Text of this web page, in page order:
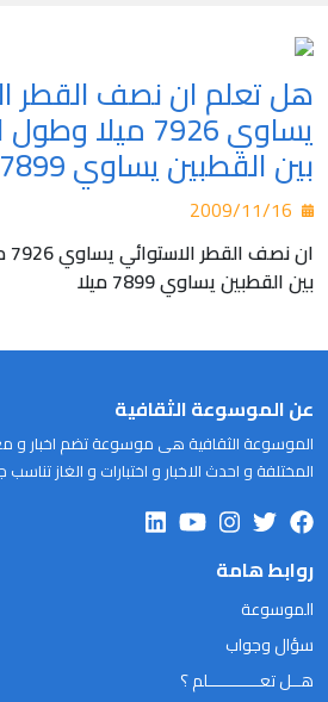
هل تعلم ان نصف القطر
يساوي 7926
بين القطبين يساوي 7899 ميلا
بين القطبين يساوي 7899 ميلا
عن الموسوعة الثقافية
الموسوعة الثقافية هى موسوعة تضم اخبار و
المختلفة و احدث الاخبار و اختبارات و الغاز تناسب
روابط هامة
الموسوعة
سؤال وجواب
هــل تعـــــــــــلم ؟